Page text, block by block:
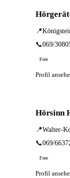
📍
📞069/
Free
Profil
Hörsinn
📍Walter-
📞069/
Free
Profil